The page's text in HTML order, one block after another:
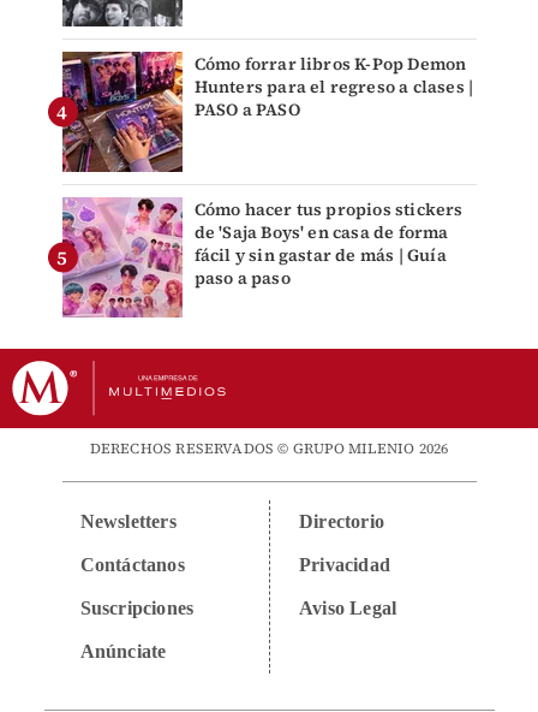
Cómo forrar libros K-Pop Demon
Hunters para el regreso a clases |
PASO a PASO
Cómo hacer tus propios stickers
de 'Saja Boys' en casa de forma
fácil y sin gastar de más | Guía
paso a paso
DERECHOS RESERVADOS © GRUPO MILENIO 2026
Newsletters
Contáctanos
Suscripciones
Anúnciate
Directorio
Privacidad
Aviso Legal